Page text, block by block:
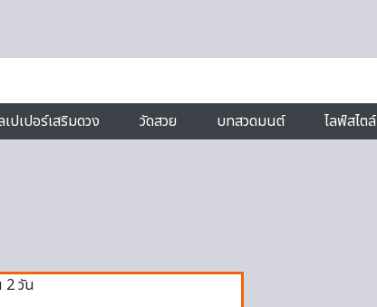
เปเปอร์เสริมดวง วัดสวย บทสวดมนต์ ไลฟ์สไตล์